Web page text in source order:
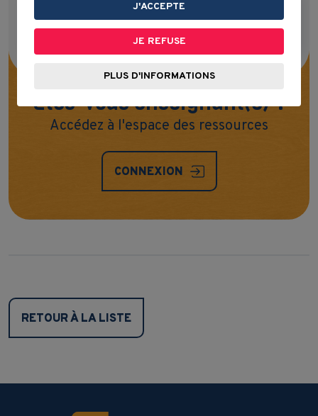
Version modifiable et imprimable sur
Google Docs
Êtes-vous enseignant(e) ?
Accédez à l'espace des ressources
CONNEXION
RETOUR À LA LISTE
J'ACCEPTE
JE REFUSE
PLUS D'INFORMATIONS